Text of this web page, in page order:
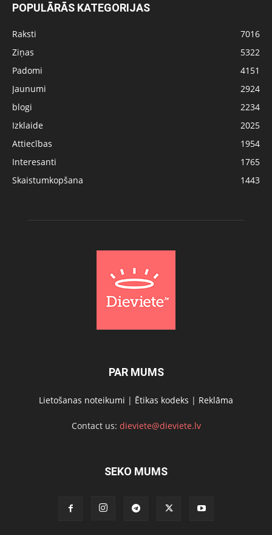
POPULĀRĀS KATEGORIJAS
Raksti
7016
Ziņas
5322
Padomi
4151
Jaunumi
2924
blogi
2234
Izklaide
2025
Attiecības
1954
Interesanti
1765
Skaistumkopšana
1443
PAR MUMS
Lietošanas noteikumi | Ētikas kodeks | Reklāma
Contact us: dieviete@dieviete.lv
SEKO MUMS